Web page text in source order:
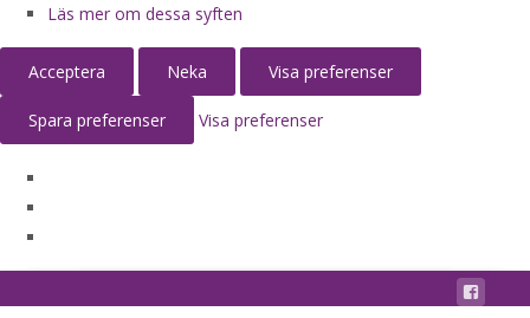
Läs mer om dessa syften
Acceptera Neka Visa preferenser
Spara preferenser Visa preferenser